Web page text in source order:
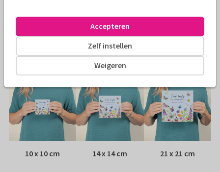
Envelop: Witte vensterenvelop
Adres: Achterop de kaart
Formaten
10 x 10 cm 14 x 14 cm 21 x 21 cm
Weigeren
Zelf instellen
Accepteren